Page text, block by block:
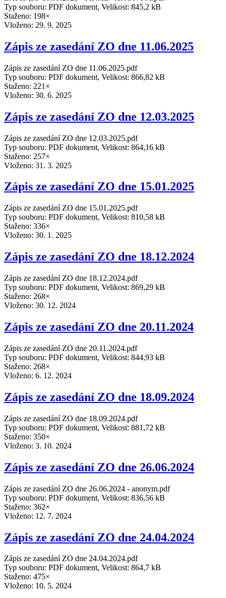
Typ souboru: PDF dokument, Velikost: 845,2 kB
Staženo: 198×
Vloženo: 29. 9. 2025
Zápis ze zasedání ZO dne 11.06.2025
Zápis ze zasedání ZO dne 11.06.2025.pdf
Typ souboru: PDF dokument, Velikost: 866,82 kB
Staženo: 221×
Vloženo: 30. 6. 2025
Zápis ze zasedání ZO dne 12.03.2025
Zápis ze zasedání ZO dne 12.03.2025.pdf
Typ souboru: PDF dokument, Velikost: 864,16 kB
Staženo: 257×
Vloženo: 31. 3. 2025
Zápis ze zasedání ZO dne 15.01.2025
Zápis ze zasedání ZO dne 15.01.2025.pdf
Typ souboru: PDF dokument, Velikost: 810,58 kB
Staženo: 336×
Vloženo: 30. 1. 2025
Zápis ze zasedání ZO dne 18.12.2024
Zápis ze zasedání ZO dne 18.12.2024.pdf
Typ souboru: PDF dokument, Velikost: 869,29 kB
Staženo: 268×
Vloženo: 30. 12. 2024
Zápis ze zasedání ZO dne 20.11.2024
Zápis ze zasedání ZO dne 20.11.2024.pdf
Typ souboru: PDF dokument, Velikost: 844,93 kB
Staženo: 268×
Vloženo: 6. 12. 2024
Zápis ze zasedání ZO dne 18.09.2024
Zápis ze zasedání ZO dne 18.09.2024.pdf
Typ souboru: PDF dokument, Velikost: 881,72 kB
Staženo: 350×
Vloženo: 3. 10. 2024
Zápis ze zasedání ZO dne 26.06.2024
Zápis ze zasedání ZO dne 26.06.2024 - anonym.pdf
Typ souboru: PDF dokument, Velikost: 836,56 kB
Staženo: 362×
Vloženo: 12. 7. 2024
Zápis ze zasedání ZO dne 24.04.2024
Zápis ze zasedání ZO dne 24.04.2024.pdf
Typ souboru: PDF dokument, Velikost: 864,7 kB
Staženo: 475×
Vloženo: 10. 5. 2024